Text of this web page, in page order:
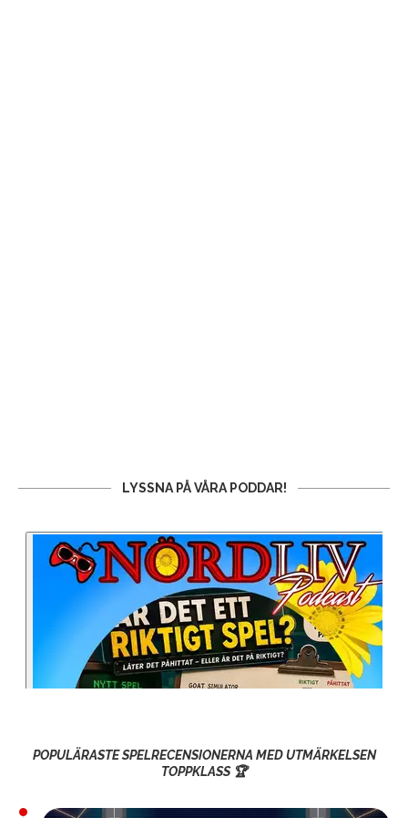
LYSSNA PÅ VÅRA PODDAR!
POPULÄRASTE SPELRECENSIONERNA MED UTMÄRKELSEN
TOPPKLASS 🏆